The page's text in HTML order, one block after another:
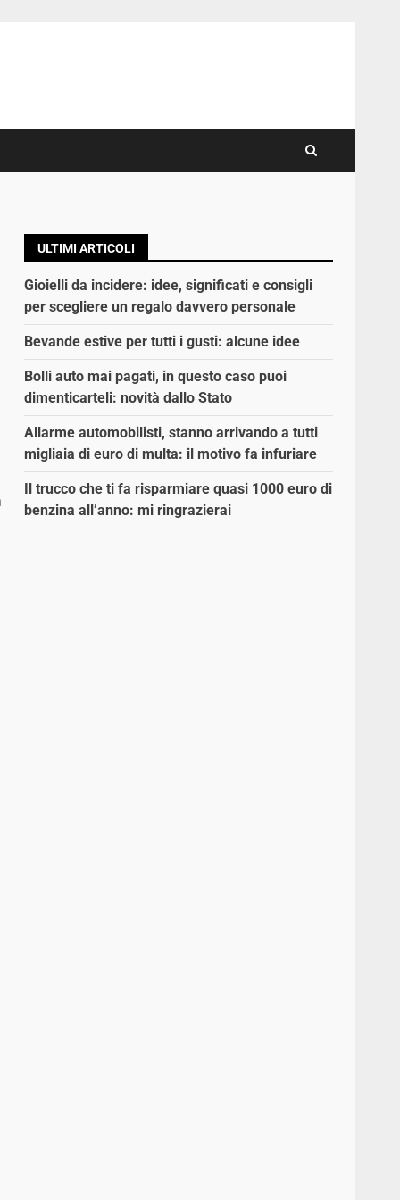
ULTIMI ARTICOLI
Gioielli da incidere: idee, significati e consigli
per scegliere un regalo davvero personale
Bevande estive per tutti i gusti: alcune idee
Bolli auto mai pagati, in questo caso puoi
dimenticarteli: novità dallo Stato
Allarme automobilisti, stanno arrivando a tutti
migliaia di euro di multa: il motivo fa infuriare
Il trucco che ti fa risparmiare quasi 1000 euro di
benzina all’anno: mi ringrazierai